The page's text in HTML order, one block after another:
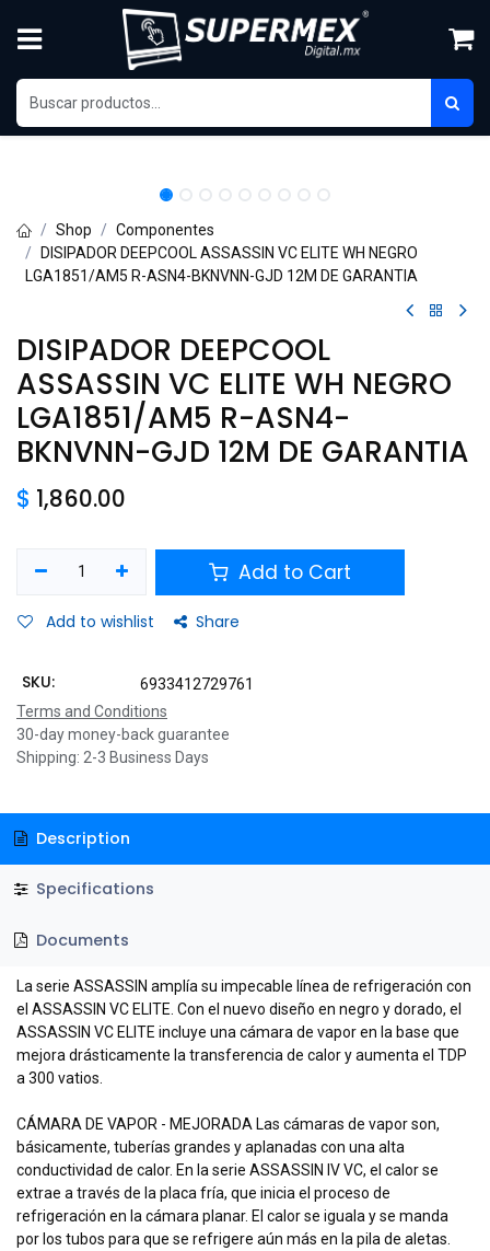
Shop
Componentes
DISIPADOR DEEPCOOL ASSASSIN VC ELITE WH NEGRO
LGA1851/AM5 R-ASN4-BKNVNN-GJD 12M DE GARANTIA
DISIPADOR DEEPCOOL
ASSASSIN VC ELITE WH NEGRO
LGA1851/AM5 R-ASN4-
BKNVNN-GJD 12M DE GARANTIA
$ 1,860.00
Add to Cart
Add to wishlist Share
SKU:
6933412729761
Terms and Conditions
30-day money-back guarantee
Shipping: 2-3 Business Days
Description
Specifications
Documents
La serie ASSASSIN amplía su impecable línea de refrigeración con
el ASSASSIN VC ELITE. Con el nuevo diseño en negro y dorado, el
ASSASSIN VC ELITE incluye una cámara de vapor en la base que
mejora drásticamente la transferencia de calor y aumenta el TDP
a 300 vatios.
CÁMARA DE VAPOR - MEJORADA Las cámaras de vapor son,
básicamente, tuberías grandes y aplanadas con una alta
conductividad de calor. En la serie ASSASSIN IV VC, el calor se
extrae a través de la placa fría, que inicia el proceso de
refrigeración en la cámara planar. El calor se iguala y se manda
por los tubos para que se refrigere aún más en la pila de aletas.